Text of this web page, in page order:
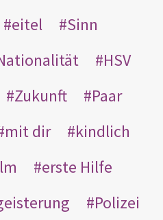
eitel
Sinn
HSV
Zukunft
Paar
mit dir
kindlich
erste Hilfe
Polizei